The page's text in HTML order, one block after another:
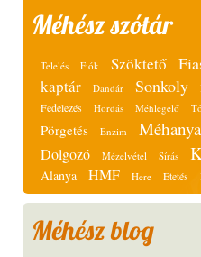
Méhész szótár
Telelés Fiók Szöktető
kaptár
Dandár Sonkoly
Fedelezés Hordás Méhlegelő
Pörgetés Enzim Méhanya
Dolgozó Mézelvétel Sírás
Álanya HMF Here Etetés
Méhész blog